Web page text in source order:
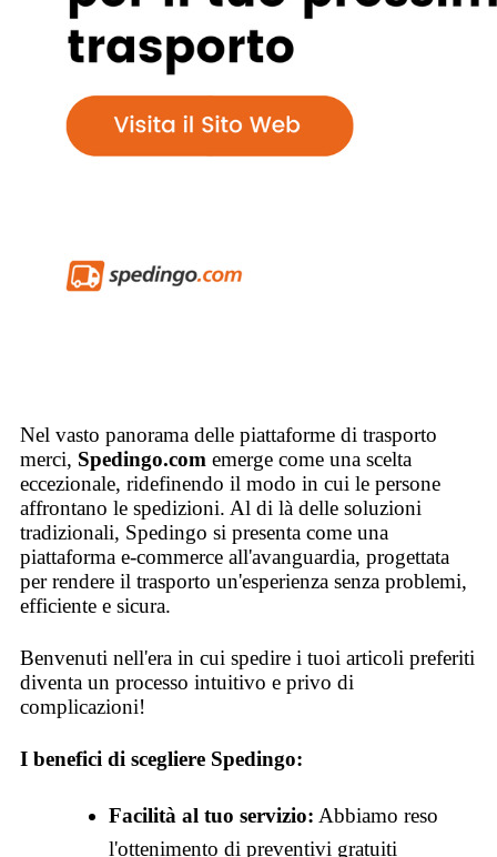
Nel vasto panorama delle piattaforme di trasporto
merci, Spedingo.com emerge come una scelta
eccezionale, ridefinendo il modo in cui le persone
affrontano le spedizioni. Al di là delle soluzioni
tradizionali, Spedingo si presenta come una
piattaforma e-commerce all'avanguardia, progettata
per rendere il trasporto un'esperienza senza problemi,
efficiente e sicura.
Benvenuti nell'era in cui spedire i tuoi articoli preferiti
diventa un processo intuitivo e privo di
complicazioni!
I benefici di scegliere Spedingo:
Facilità al tuo servizio: Abbiamo reso
l'ottenimento di preventivi gratuiti